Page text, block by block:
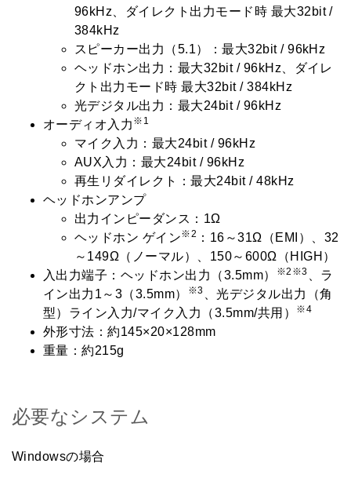
96kHz、ダイレクト出力モード時 最大32bit /
384kHz
スピーカー出力（5.1）：最大32bit / 96kHz
ヘッドホン出力：最大32bit / 96kHz、ダイレ
クト出力モード時 最大32bit / 384kHz
光デジタル出力：最大24bit / 96kHz
オーディオ入力 ※1
マイク入力：最大24bit / 96kHz
AUX入力：最大24bit / 96kHz
再生リダイレクト：最大24bit / 48kHz
ヘッドホンアンプ
出力インピーダンス：1Ω
ヘッドホン ゲイン※2 ：16～31Ω（EMI）、32
～149Ω（ノーマル）、150～600Ω（HIGH）
入出力端子：ヘッドホン出力（3.5mm）
※2※3
、ラ
イン出力1～3（3.5mm）
※3
、光デジタル出力（角
型）ライン入力/マイク入力（3.5mm/共用）
※4
外形寸法：約145×20×128mm
重量：約215g
必要なシステム
Windowsの場合